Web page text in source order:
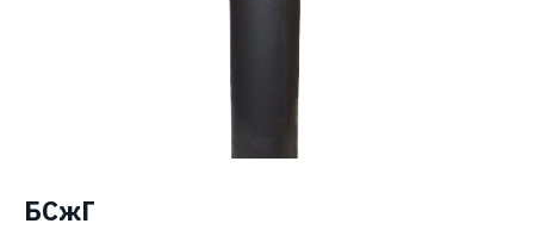
БСжГ